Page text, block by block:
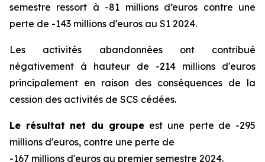
semestre ressort à -81 millions d’euros contre une
perte de -143 millions d'euros au S1 2024.
Les activités abandonnées ont contribué
négativement à hauteur de -214 millions d'euros
principalement en raison des conséquences de la
cession des activités de SCS cédées.
Le résultat net du groupe est une perte de -295
millions d'euros, contre une perte de
-167 millions d'euros au premier semestre 2024.